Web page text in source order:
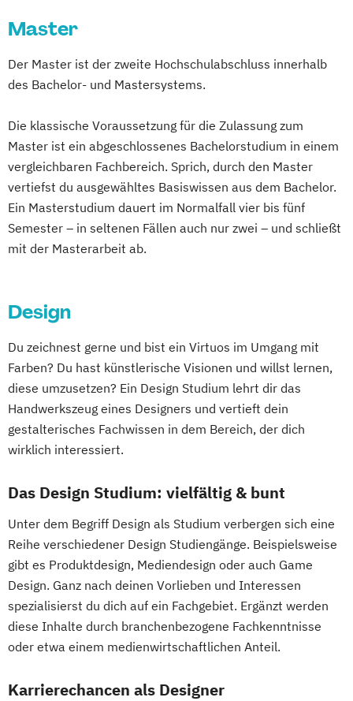
Kreatives Schreiben und Texten
und Musikmanagement
Management der Kreativwirtschaft PR-
Medien und Kommunikation
Music Production
Musikproduktion (EN/DE) Photography
Photography (EN) Popular Music
Popularmusik (EN/DE)
Social Design & Sustainable Innovation
User Experience Design and Content
Web Development (EN)
Master
Der Master ist der zweite Hochschulabschluss innerhalb
des Bachelor- und Mastersystems.
Die klassische Voraussetzung für die Zulassung zum
Master ist ein abgeschlossenes Bachelorstudium in einem
vergleichbaren Fachbereich. Sprich, durch den Master
vertiefst du ausgewähltes Basiswissen aus dem Bachelor.
Ein Masterstudium dauert im Normalfall vier bis fünf
Semester – in seltenen Fällen auch nur zwei – und schließt
mit der Masterarbeit ab.
Design
Du zeichnest gerne und bist ein Virtuos im Umgang mit
Farben? Du hast künstlerische Visionen und willst lernen,
diese umzusetzen? Ein Design Studium lehrt dir das
Handwerkszeug eines Designers und vertieft dein
gestalterisches Fachwissen in dem Bereich, der dich
wirklich interessiert.
Das Design Studium: vielfältig & bunt
Unter dem Begriff Design als Studium verbergen sich eine
Reihe verschiedener Design Studiengänge. Beispielsweise
gibt es Produktdesign, Mediendesign oder auch Game
Design. Ganz nach deinen Vorlieben und Interessen
spezialisierst du dich auf ein Fachgebiet. Ergänzt werden
diese Inhalte durch branchenbezogene Fachkenntnisse
oder etwa einem medienwirtschaftlichen Anteil.
Karrierechancen als Designer